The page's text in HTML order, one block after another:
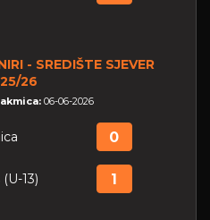
- SREDIŠTE SJEVER
26
06-06-2026
0
13) 1